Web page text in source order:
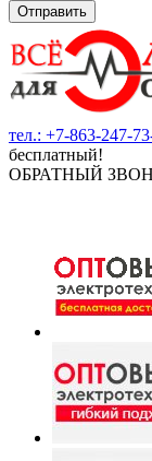
Отправить
тел.: +7-863-247-
бесплатный!
ОБРАТНЫЙ